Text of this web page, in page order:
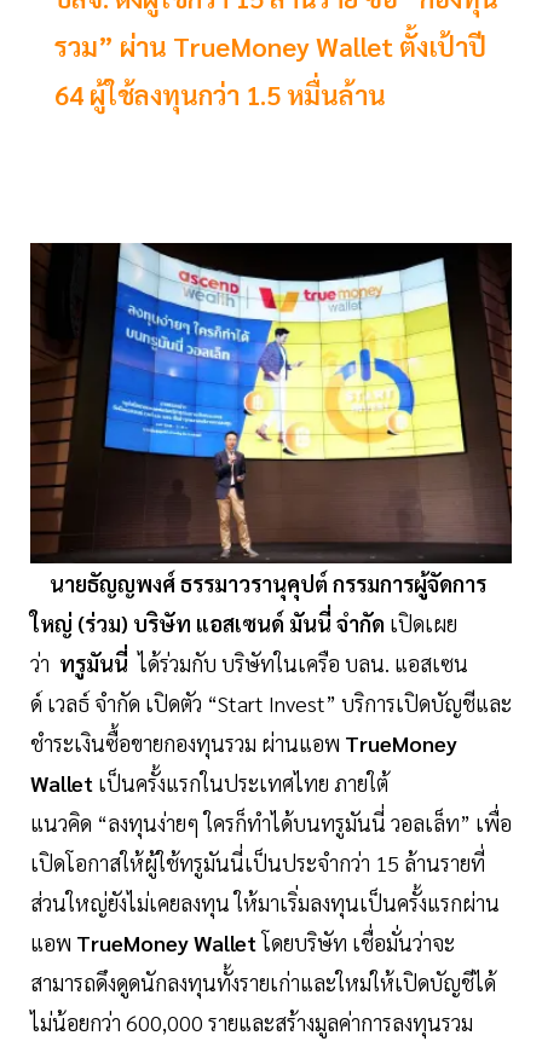
รวม” ผ่าน TrueMoney Wallet ตั้งเป้าปี
64 ผู้ใช้ลงทุนกว่า 1.5 หมื่นล้าน
นายธัญญพงศ์ ธรรมาวรานุคุปต์ กรรมการผู้จัดการ
ใหญ่ (ร่วม) บริษัท แอสเซนด์ มันนี่ จำกัด เปิดเผย
ว่า ทรูมันนี่ ได้ร่วมกับ บริษัทในเครือ บลน. แอสเซน
ด์ เวลธ์ จำกัด เปิดตัว “Start Invest” บริการเปิดบัญชีและ
ชำระเงินซื้อขายกองทุนรวม ผ่านแอพ TrueMoney
Wallet เป็นครั้งแรกในประเทศไทย ภายใต้
แนวคิด “ลงทุนง่ายๆ ใครก็ทำได้บนทรูมันนี่ วอลเล็ท” เพื่อ
เปิดโอกาสให้ผู้ใช้ทรูมันนี่เป็นประจำกว่า 15 ล้านรายที่
ส่วนใหญ่ยังไม่เคยลงทุน ให้มาเริ่มลงทุนเป็นครั้งแรกผ่าน
แอพ TrueMoney Walletโดยบริษัท เชื่อมั่นว่าจะ
สามารถดึงดูดนักลงทุนทั้งรายเก่าและใหม่ให้เปิดบัญชีได้
ไม่น้อยกว่า 600,000 รายและสร้างมูลค่าการลงทุนรวม